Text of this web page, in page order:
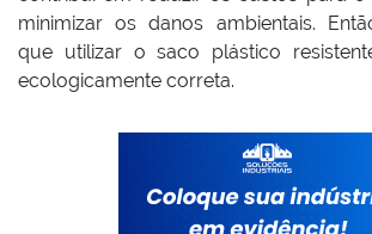
minimizar os danos ambientais.
que utilizar o saco plástico
ecologicamente correta.